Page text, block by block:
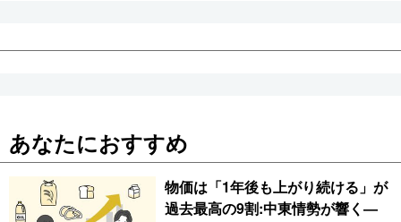
あなたにおすすめ
物価は「1年後も上がり続ける」が
過去最高の9割:中東情勢が響く―